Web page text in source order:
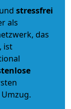
und stressfrei
als
das
ist